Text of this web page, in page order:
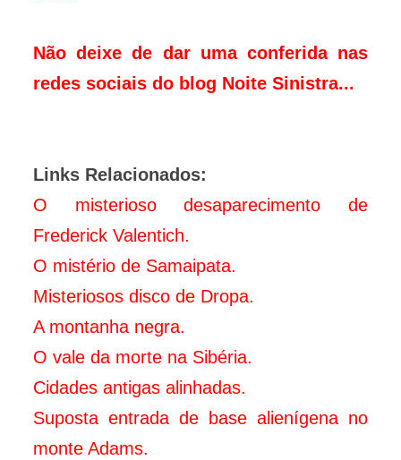
Não deixe de dar uma conferida nas
redes sociais do blog Noite Sinistra...
Links Relacionados:
O misterioso desaparecimento de
Frederick Valentich.
O mistério de Samaipata.
Misteriosos disco de Dropa.
A montanha negra.
O vale da morte na Sibéria.
Cidades antigas alinhadas.
Suposta entrada de base alienígena no
monte Adams.